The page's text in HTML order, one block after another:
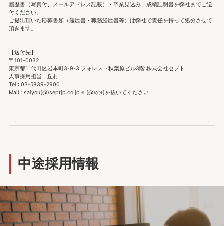
履歴書（写真付、メールアドレス記載）・卒業見込み、成績証明書を弊社までご送
付ください。
ご提出頂いた応募書類（履歴書・職務経歴書等）は弊社で責任を持って処分させて
頂きます。
【送付先】
〒101-0032
東京都千代田区岩本町3-9-3 フォレスト秋葉原ビル3階 株式会社セプト
人事採用担当 丘村
Tel : 03-5839-2900
Mail : saiyou(@)septjp.co.jp ※ (@)の()を抜いてください
中途採用情報